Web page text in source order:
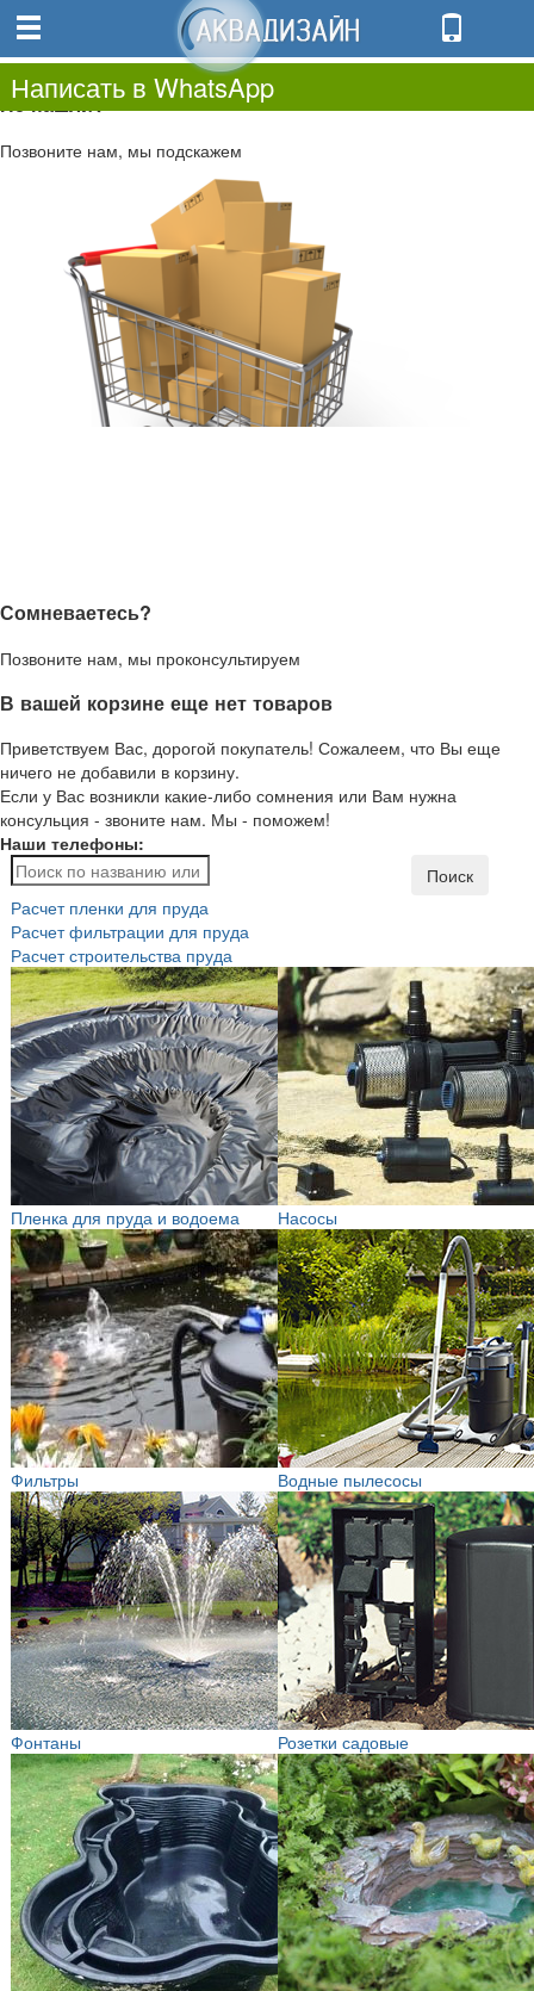
0.00
0
Не нашли?
Позвоните нам, мы подскажем
Сомневаетесь?
Позвоните нам, мы проконсультируем
В вашей корзине еще нет товаров
Приветствуем Вас, дорогой покупатель! Сожалеем, что Вы еще
ничего не добавили в корзину.
Если у Вас возникли какие-либо сомнения или Вам нужна
консульция - звоните нам. Мы - поможем!
Наши телефоны:
Написать в WhatsApp
Поиск
Расчет пленки для пруда
Расчет фильтрации для пруда
Расчет строительства пруда
Пленка для пруда и водоема Насосы
Фильтры Водные пылесосы
Фонтаны Розетки садовые